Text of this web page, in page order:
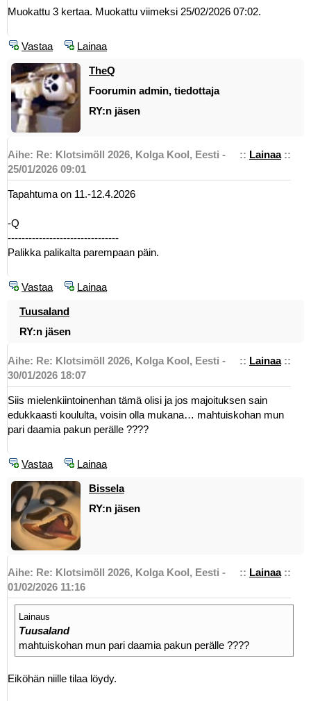
Muokattu 3 kertaa. Muokattu viimeksi 25/02/2026 07:02.
Vastaa Lainaa
TheQ
Foorumin admin, tiedottaja
RY:n jäsen
:: Lainaa::
Aihe: Re: Klotsimöll 2026, Kolga Kool, Eesti -
25/01/2026 09:01
Tapahtuma on 11.-12.4.2026
-Q
--------------------------------
Palikka palikalta parempaan päin.
Vastaa Lainaa
Tuusaland
RY:n jäsen
:: Lainaa::
Aihe: Re: Klotsimöll 2026, Kolga Kool, Eesti -
30/01/2026 18:07
Siis mielenkiintoinenhan tämä olisi ja jos majoituksen sain
edukkaasti koululta, voisin olla mukana… mahtuiskohan mun
pari daamia pakun perälle ????
Vastaa Lainaa
Bissela
RY:n jäsen
:: Lainaa::
Aihe: Re: Klotsimöll 2026, Kolga Kool, Eesti -
01/02/2026 11:16
Lainaus
Tuusaland
mahtuiskohan mun pari daamia pakun perälle ????
Eiköhän niille tilaa löydy.